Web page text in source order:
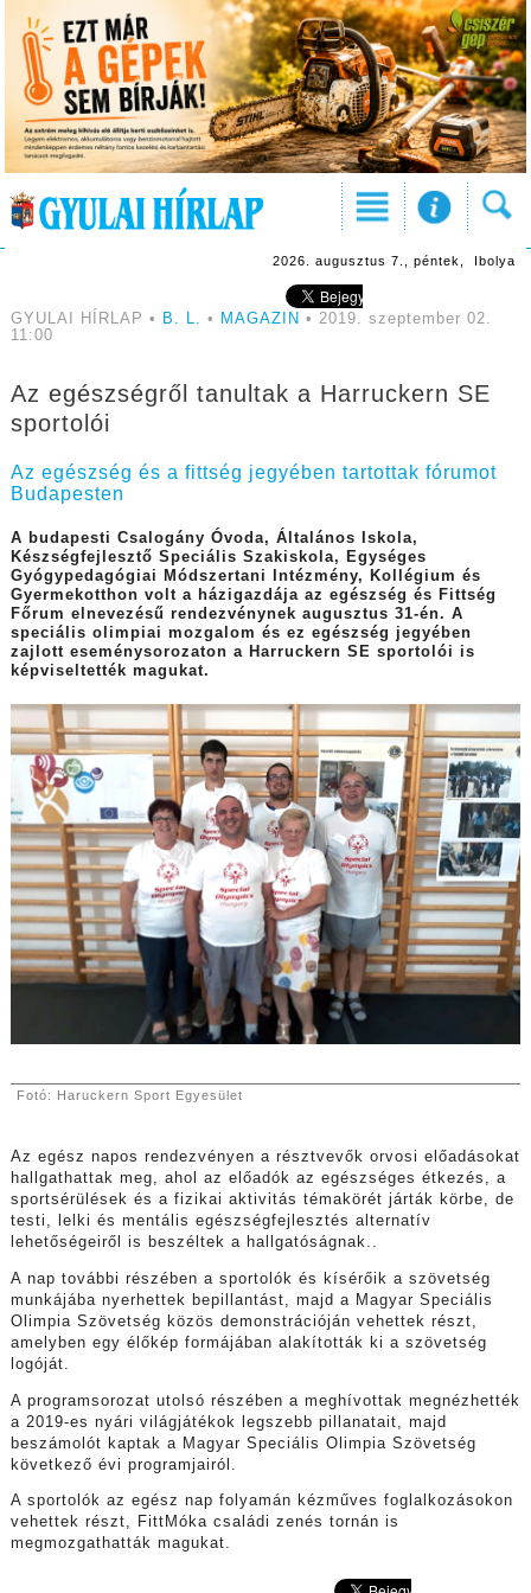
2026. augusztus 7., péntek, Ibolya
GYULAI HÍRLAP • B. L. • MAGAZIN • 2019. szeptember 02.
11:00
Az egészségről tanultak a Harruckern SE
sportolói
Az egészség és a fittség jegyében tartottak fórumot
Budapesten
A budapesti Csalogány Óvoda, Általános Iskola,
Készségfejlesztő Speciális Szakiskola, Egységes
Gyógypedagógiai Módszertani Intézmény, Kollégium és
Gyermekotthon volt a házigazdája az egészség és Fittség
Főrum elnevezésű rendezvénynek augusztus 31-én. A
speciális olimpiai mozgalom és ez egészség jegyében
zajlott eseménysorozaton a Harruckern SE sportolói is
képviseltették magukat.
Fotó: Haruckern Sport Egyesület
Az egész napos rendezvényen a résztvevők orvosi előadásokat
hallgathattak meg, ahol az előadók az egészséges étkezés, a
sportsérülések és a fizikai aktivitás témakörét járták körbe, de
testi, lelki és mentális egészségfejlesztés alternatív
lehetőségeiről is beszéltek a hallgatóságnak..
A nap további részében a sportolók és kísérőik a szövetség
munkájába nyerhettek bepillantást, majd a Magyar Speciális
Olimpia Szövetség közös demonstrációján vehettek részt,
amelyben egy élőkép formájában alakították ki a szövetség
logóját.
A programsorozat utolsó részében a meghívottak megnézhették
a 2019-es nyári világjátékok legszebb pillanatait, majd
beszámolót kaptak a Magyar Speciális Olimpia Szövetség
következő évi programjairól.
A sportolók az egész nap folyamán kézműves foglalkozásokon
vehettek részt, FittMóka családi zenés tornán is
megmozgathatták magukat.